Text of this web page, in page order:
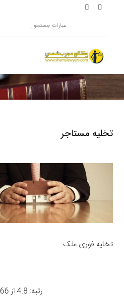
تخلیه مستاجر
تخلیه فوری ملک
رتبه: 4.8 از 966 رأی